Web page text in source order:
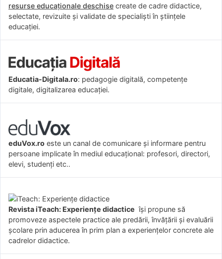
resurse educaționale deschise create de cadre didactice,
selectate, revizuite și validate de specialiști în științele
educației.
Educatia-Digitala.ro: pedagogie digitală, competențe
digitale, digitalizarea educației.
eduVox.ro este un canal de comunicare și informare pentru
persoane implicate în mediul educațional: profesori, directori,
elevi, studenți etc..
Revista iTeach: Experienţe didactice îşi propune să
promoveze aspectele practice ale predării, învăţării şi evaluării
şcolare prin aducerea în prim plan a experienţelor concrete ale
cadrelor didactice.